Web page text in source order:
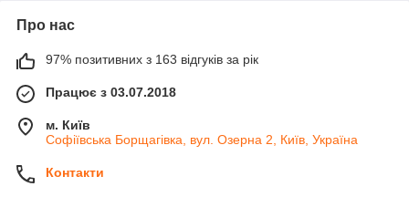
Про нас
97% позитивних з 163 відгуків за рік
Працює з 03.07.2018
м. Київ
Софіївська Борщагівка, вул. Озерна 2, Київ, Україна
Контакти